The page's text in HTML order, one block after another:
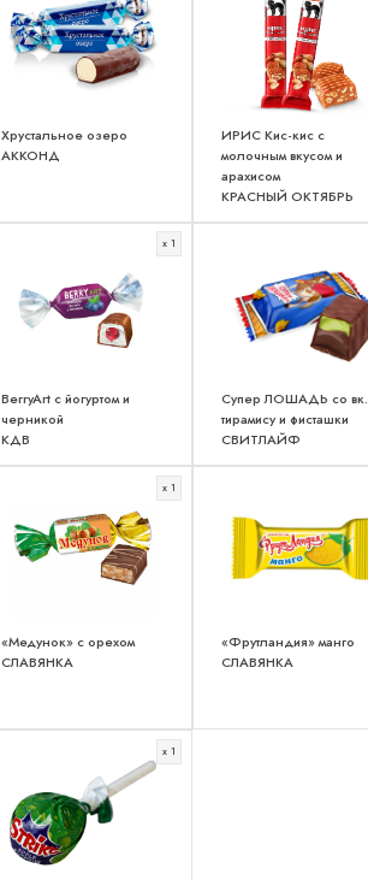
Хрустальное озеро
АККОНД
ИРИС Кис-кис с
молочным вкусом и
арахисом
КРАСНЫЙ ОКТЯБРЬ
x 1
BerryArt c йогуртом и
черникой
КДВ
Супер ЛОШАДЬ со вк.
тирамису и фисташки
СВИТЛАЙФ
x 1
«Медунок» с орехом
СЛАВЯНКА
«Фрутландия» манго
СЛАВЯНКА
x 1